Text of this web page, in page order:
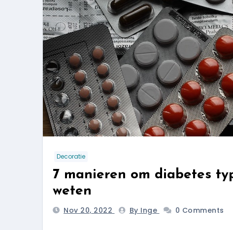
Decoratie
7 manieren om diabetes
weten
Nov 20, 2022 By Inge 0 Comments